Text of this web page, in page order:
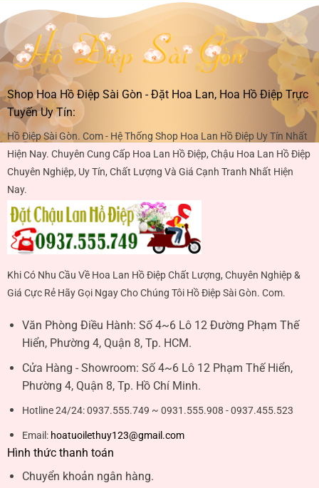
Shop Hoa Hồ Điệp Sài Gòn - Đặt Hoa Lan, Hoa Hồ Điệp Trực
Tuyến Uy Tín:
Hồ Điệp Sài Gòn. Com - Hệ Thống Shop Hoa Lan Hồ Điệp Uy Tín Nhất
Hiện Nay. Chuyên Cung Cấp Hoa Lan Hồ Điệp, Chậu Hoa Lan Hồ Điệp
Chuyên Nghiệp, Uy Tín, Chất Lượng Và Giá Cạnh Tranh Nhất Hiện
Nay.
Khi Có Nhu Cầu Về Hoa Lan Hồ Điệp Chất Lượng, Chuyên Nghiệp &
Giá Cực Rẻ Hãy Gọi Ngay Cho Chúng Tôi Hồ Điệp Sài Gòn. Com.
Văn Phòng Điều Hành: Số 4~6 Lô 12 Đường Phạm Thế
Hiển, Phường 4, Quận 8, Tp. HCM.
Cửa Hàng - Showroom: Số 4~6 Lô 12 Phạm Thế Hiển,
Phường 4, Quận 8, Tp. Hồ Chí Minh.
Hotline 24/24:0937.555.749 ~ 0931.555.908 - 0937.455.523
Email: hoatuoilethuy123@gmail.com
Hình thức thanh toán
Chuyển khoản ngân hàng.